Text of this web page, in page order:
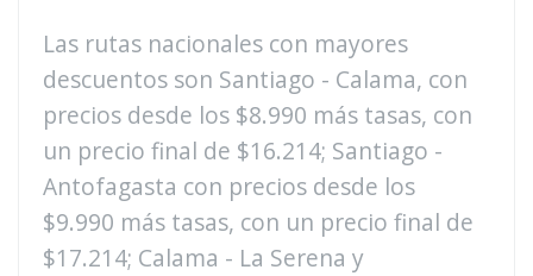
Las rutas nacionales con mayores
descuentos son Santiago - Calama, con
precios desde los $8.990 más tasas, con
un precio final de $16.214; Santiago -
Antofagasta con precios desde los
$9.990 más tasas, con un precio final de
$17.214; Calama - La Serena y